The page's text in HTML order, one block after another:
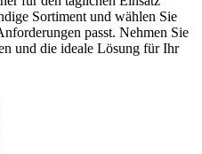
Sortiment und wählen Sie
passt. Nehmen Sie
und die ideale Lösung für Ihr